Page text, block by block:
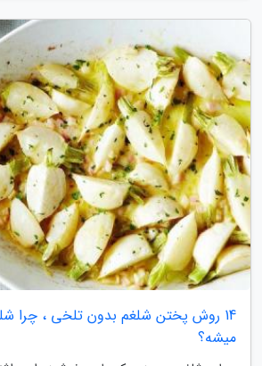
14 روش پختن شلغم بدون تلخی ، چرا
میشه؟